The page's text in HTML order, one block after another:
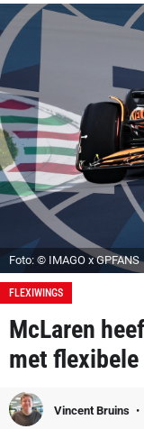
Foto: © IMAGO x GPFANS
FLEXIWINGS
McLaren
met
Vincent Bruins